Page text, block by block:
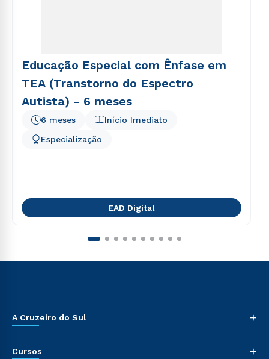
Educação Especial com Ênfase em
TEA (Transtorno do Espectro
Autista) - 6 meses
Início Imediato
6 meses
Especialização
EAD Digital
A Cruzeiro do Sul +
Cursos +